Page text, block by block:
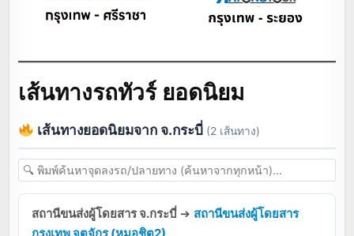
เส้นทางรถทัวร์ ยอดนิยม
เส้นทางยอดนิยมจาก จ.กระบี่ (2 เส้นทาง)
สถานีขนส่งผู้โดยสาร จ.กระบี่ ➔ สถานีขนส่งผู้โดยสาร